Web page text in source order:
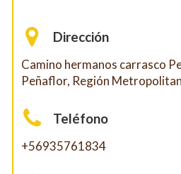
Dirección
Camino hermanos carrasco
Peñaflor, Región
Teléfono
+56935761834